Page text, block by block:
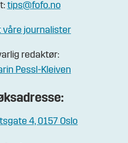
tips@fofo.no
våre journalister
redaktør:
Pessl-Kleiven
4, 0157 Oslo